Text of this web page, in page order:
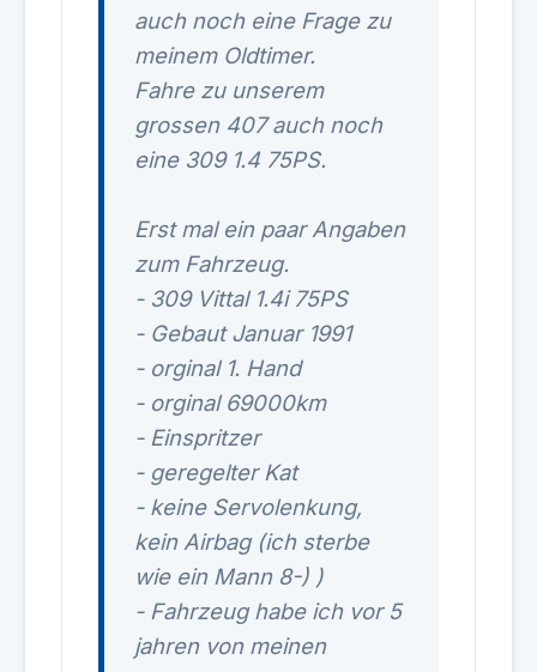
auch noch eine Frage zu
meinem Oldtimer.
Fahre zu unserem
grossen 407 auch noch
eine 309 1.4 75PS.
Erst mal ein paar Angaben
zum Fahrzeug.
- 309 Vittal 1.4i 75PS
- Gebaut Januar 1991
- orginal 1. Hand
- orginal 69000km
- Einspritzer
- geregelter Kat
- keine Servolenkung,
kein Airbag (ich sterbe
wie ein Mann 8-) )
- Fahrzeug habe ich vor 5
jahren von meinen